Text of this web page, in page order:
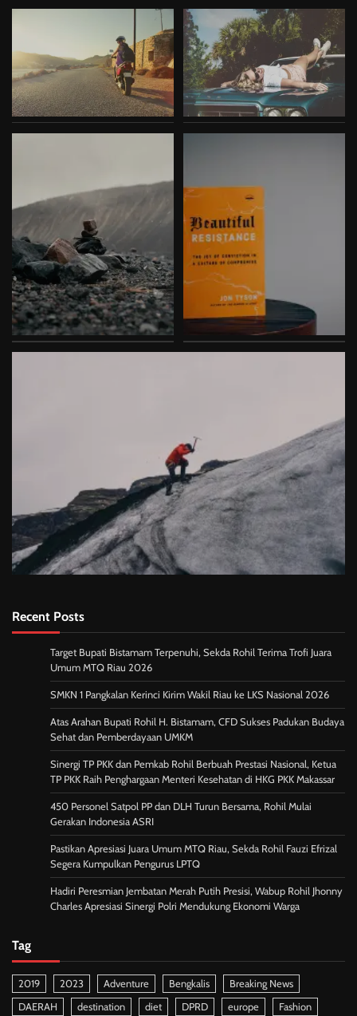
Recent Posts
Target Bupati Bistamam Terpenuhi, Sekda Rohil Terima Trofi Juara
Umum MTQ Riau 2026
SMKN 1 Pangkalan Kerinci Kirim Wakil Riau ke LKS Nasional 2026
Atas Arahan Bupati Rohil H. Bistamam, CFD Sukses Padukan Budaya
Sehat dan Pemberdayaan UMKM
Sinergi TP PKK dan Pemkab Rohil Berbuah Prestasi Nasional, Ketua
TP PKK Raih Penghargaan Menteri Kesehatan di HKG PKK Makassar
450 Personel Satpol PP dan DLH Turun Bersama, Rohil Mulai
Gerakan Indonesia ASRI
Pastikan Apresiasi Juara Umum MTQ Riau, Sekda Rohil Fauzi Efrizal
Segera Kumpulkan Pengurus LPTQ
Hadiri Peresmian Jembatan Merah Putih Presisi, Wabup Rohil Jhonny
Charles Apresiasi Sinergi Polri Mendukung Ekonomi Warga
Tag
2019 2023 Adventure Bengkalis
Breaking News
DAERAH
destination diet DPRD europe Fashion